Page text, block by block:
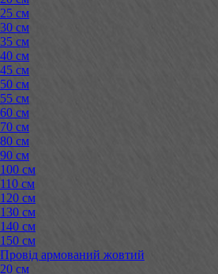
25 см
30 см
35 см
40 см
45 см
50 см
55 см
60 см
70 см
80 см
90 см
100 см
110 см
120 см
130 см
140 см
150 см
Провід армований жовтий
20 см